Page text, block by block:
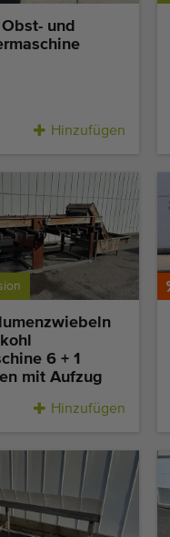
und
Hinzufügen
6 + 1
mit Aufzug
Hinzufügen